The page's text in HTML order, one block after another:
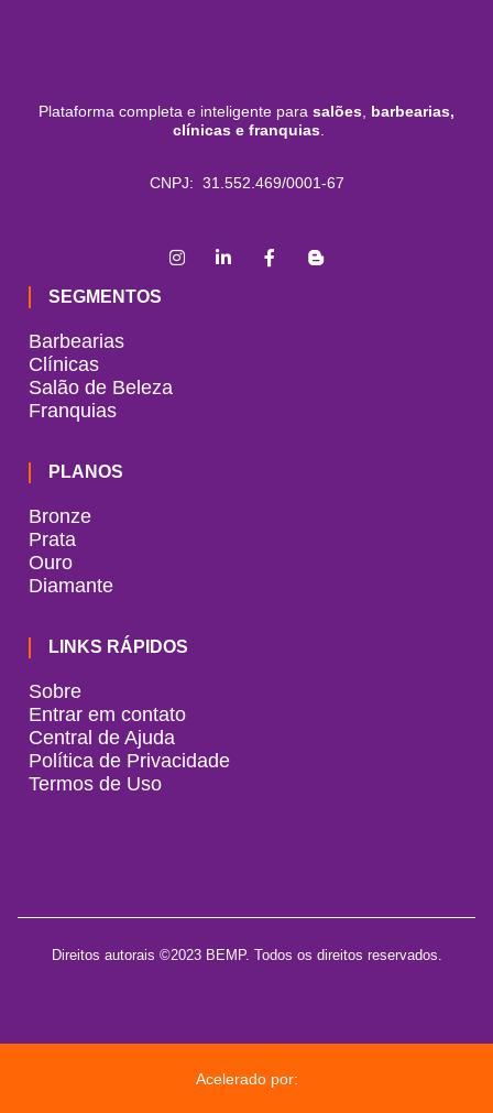
Plataforma completa e inteligente para salões barbearias,
clínicas e franquias
CNPJ: 31.552.469/0001-67
SEGMENTOS
Barbearias
Clínicas
Salão de Beleza
Franquias
PLANOS
Bronze
Prata
Ouro
Diamante
LINKS RÁPIDOS
Sobre
Entrar em contato
Central de Ajuda
Política de Privacidade
Termos de Uso
Direitos autorais ©2023 BEMP. Todos os direitos reservados.
Acelerado por: